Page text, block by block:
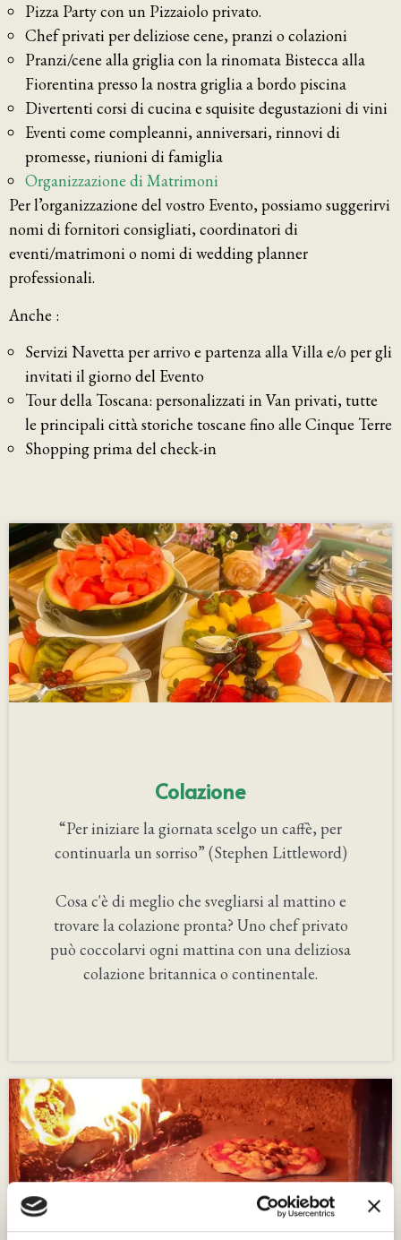
Pizza Party con un Pizzaiolo privato.
Chef privati per deliziose cene, pranzi o colazioni
Pranzi/cene alla griglia con la rinomata Bistecca alla
Fiorentina presso la nostra griglia a bordo piscina
Divertenti corsi di cucina e squisite degustazioni di vini
Eventi come compleanni, anniversari, rinnovi di
promesse, riunioni di famiglia
Organizzazione di Matrimoni
Per l’organizzazione del vostro Evento, possiamo suggerirvi
nomi di fornitori consigliati, coordinatori di
eventi/matrimoni o nomi di wedding planner
professionali.
Anche :
Servizi Navetta per arrivo e partenza alla Villa e/o per gli
invitati il giorno del Evento
Tour della Toscana: personalizzati in Van privati, tutte
le principali città storiche toscane fino alle Cinque Terre
Shopping prima del check-in
Colazione
“Per iniziare la giornata scelgo un caffè, per
continuarla un sorriso” (Stephen Littleword)
Cosa c'è di meglio che svegliarsi al mattino e
trovare la colazione pronta? Uno chef privato
può coccolarvi ogni mattina con una deliziosa
colazione britannica o continentale.